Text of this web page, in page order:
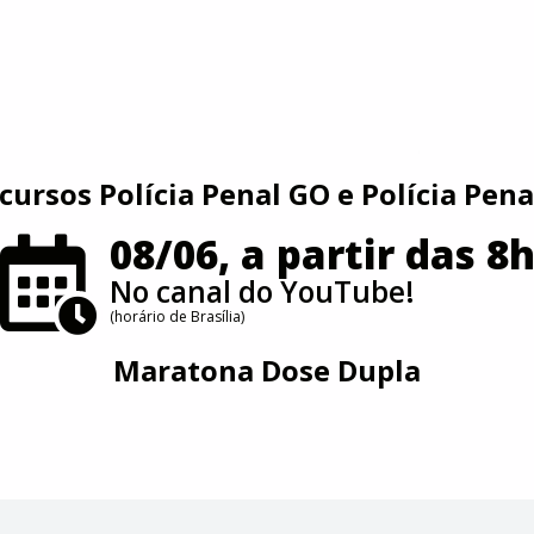
Polícia Penal GO e Polícia
08/06, a partir das 8h
No canal do YouTube!
(horário de Brasília)
Maratona Dose Dupla